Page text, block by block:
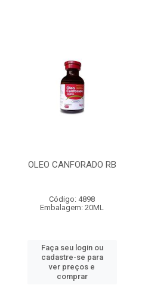
OLEO CANFORADO RB
Código: 4898
Embalagem: 20ML
Faça seu login ou
cadastre-se para
ver preços e
comprar